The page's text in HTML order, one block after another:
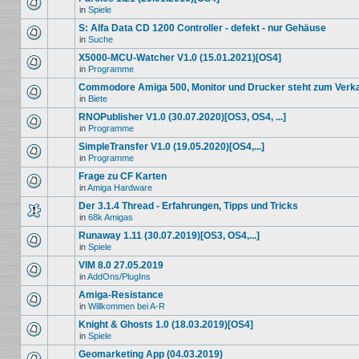
in Spiele
S: Alfa Data CD 1200 Controller - defekt - nur Gehäuse
in Suche
X5000-MCU-Watcher V1.0 (15.01.2021)[OS4]
in Programme
Commodore Amiga 500, Monitor und Drucker steht zum
in Biete
RNOPublisher V1.0 (30.07.2020)[OS3, OS4, ...]
in Programme
SimpleTransfer V1.0 (19.05.2020)[OS4,...]
in Programme
Frage zu CF Karten
inAmiga Hardware
Der 3.1.4 Thread - Erfahrungen, Tipps und Tricks
in 68k Amigas
Runaway 1.11 (30.07.2019)[OS3, OS4,...]
in Spiele
VIM 8.0 27.05.2019
inAddOns/PlugIns
Amiga-Resistance
in Willkommen bei A-R
Knight & Ghosts 1.0 (18.03.2019)[OS4]
in Spiele
Geomarketing App (04.03.2019)